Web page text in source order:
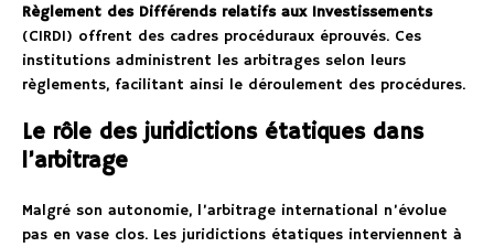
Règlement des Différends relatifs aux Investissements
(CIRDI) offrent des cadres procéduraux éprouvés. Ces
institutions administrent les arbitrages selon leurs
règlements, facilitant ainsi le déroulement des procédures.
Le rôle des juridictions étatiques dans
l’arbitrage
Malgré son autonomie, l’arbitrage international n’évolue
pas en vase clos. Les juridictions étatiques interviennent à